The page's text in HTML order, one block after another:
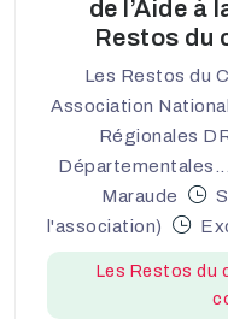
de l’Aide à
Restos du
Les Restos du
Association
Régionales
Maraude
l'association)
Les Restos du